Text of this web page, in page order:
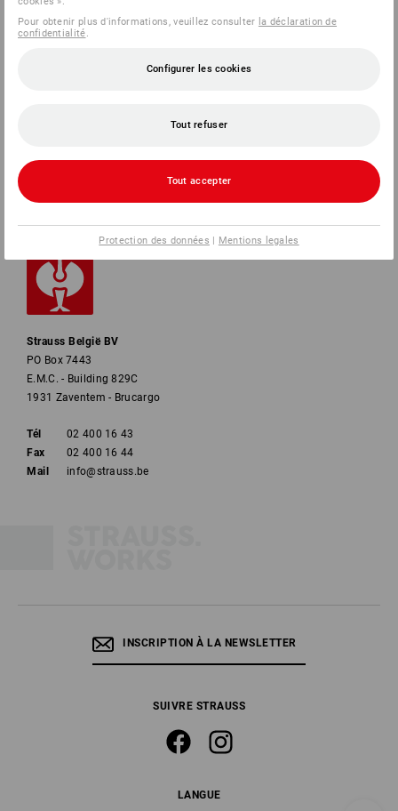
Strauss België BV
PO Box 7443
E.M.C. - Building 829C
1931 Zaventem - Brucargo
Tél
02 400 16 43
Fax
02 400 16 44
Mail
info@strauss.be
INSCRIPTION À LA NEWSLETTER
SUIVRE STRAUSS
LANGUE
Pour obtenir plus d'informations, veuillez consulter la déclaration de
confidentialité
Configurer les cookies
Tout refuser
Tout accepter
Protection des données | Mentions legales